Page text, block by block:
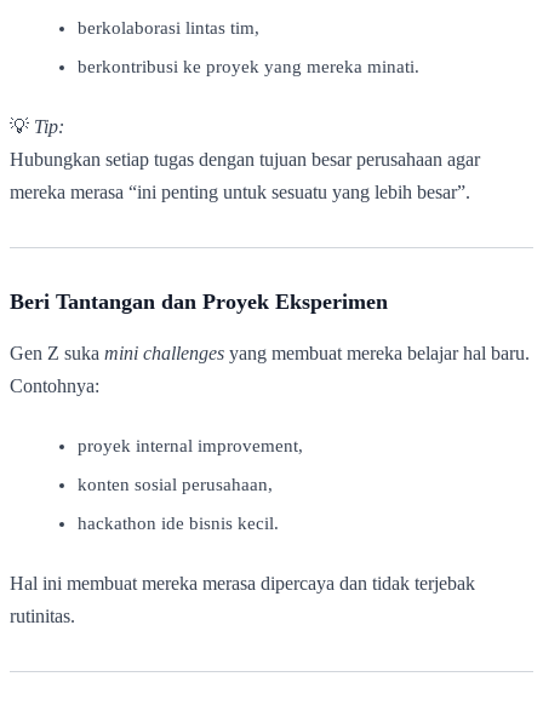
berkolaborasi lintas tim,
berkontribusi ke proyek yang mereka minati.
💡 Tip:
Hubungkan setiap tugas dengan tujuan besar perusahaan agar
mereka merasa “ini penting untuk sesuatu yang lebih besar”.
Beri Tantangan dan Proyek Eksperimen
Gen Z suka mini challenges yang membuat mereka belajar hal baru.
Contohnya:
proyek internal improvement,
konten sosial perusahaan,
hackathon ide bisnis kecil.
Hal ini membuat mereka merasa dipercaya dan tidak terjebak
rutinitas.